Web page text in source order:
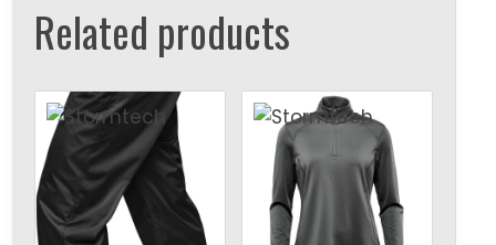
Related products